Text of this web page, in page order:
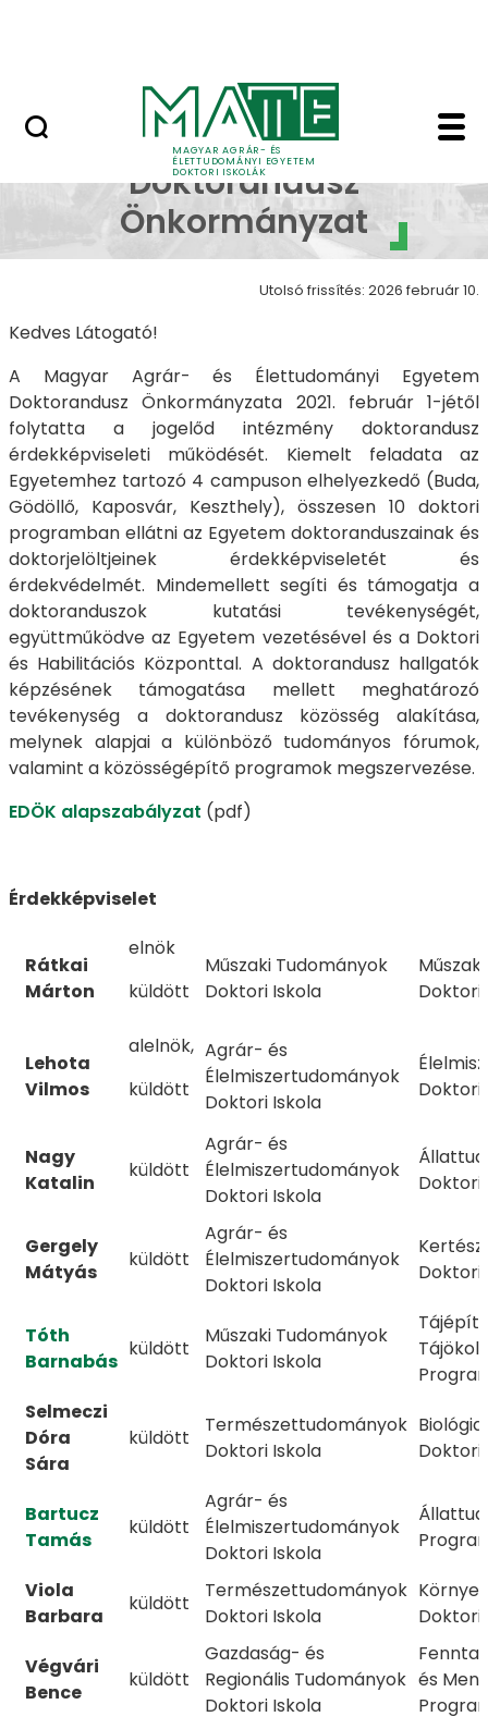
MAGYAR AGRÁR- ÉS
ÉLETTUDOMÁNYI EGYETEM
DOKTORI ISKOLÁK
EDÖK - MATE Doktori
Egyetemi
Doktorandusz
Önkormányzat
Utolsó frissítés: 2026 február 10.
Kedves Látogató!
A Magyar Agrár- és Élettudományi Egyetem
Doktorandusz Önkormányzata 2021. február 1-jétől
folytatta a jogelőd intézmény doktorandusz
érdekképviseleti működését. Kiemelt feladata az
Egyetemhez tartozó 4 campuson elhelyezkedő (Buda,
Gödöllő, Kaposvár, Keszthely), összesen 10 doktori
programban ellátni az Egyetem doktoranduszainak és
doktorjelöltjeinek érdekképviseletét és
érdekvédelmét. Mindemellett segíti és támogatja a
doktoranduszok kutatási tevékenységét,
együttműködve az Egyetem vezetésével és a Doktori
és Habilitációs Központtal. A doktorandusz hallgatók
képzésének támogatása mellett meghatározó
tevékenység a doktorandusz közösség alakítása,
melynek alapjai a különböző tudományos fórumok,
valamint a közösségépítő programok megszervezése.
EDÖK alapszabályzat (pdf)
Érdekképviselet
Rátkai
Márton
elnök
küldött
Műszaki Tudományok
Doktori Iskola
Doktori
Lehota
Vilmos
alelnök,
küldött
Agrár- és
Élelmiszertudományok
Doktori Iskola
Doktori
Nagy
Katalin
küldött
Agrár- és
Élelmiszertudományok
Doktori Iskola
Doktori
Gergely
Mátyás
küldött
Agrár- és
Élelmiszertudományok
Doktori Iskola
Doktori
Tóth
Barnabás
küldött
Műszaki Tudományok
Doktori Iskola
Selmeczi
Dóra
Sára
küldött
Természettudományok
Doktori Iskola
Doktori
Bartucz
Tamás
küldött
Agrár- és
Élelmiszertudományok
Doktori Iskola
Viola
Barbara
küldött
Természettudományok
Doktori Iskola
Doktori
Végvári
Bence
küldött
Gazdaság- és
Regionális Tudományok
Doktori Iskola
és